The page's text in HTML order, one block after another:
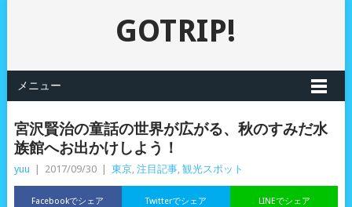
GOTRIP!
メニュー
宮沢賢治の童話の世界が広がる、秋のすみだ水
族館へお出かけしよう！
yuu 2017/09/30 東京, 注目記事, 観光スポット
Facebookでシェア LINEでシェア
Twitterでシェア